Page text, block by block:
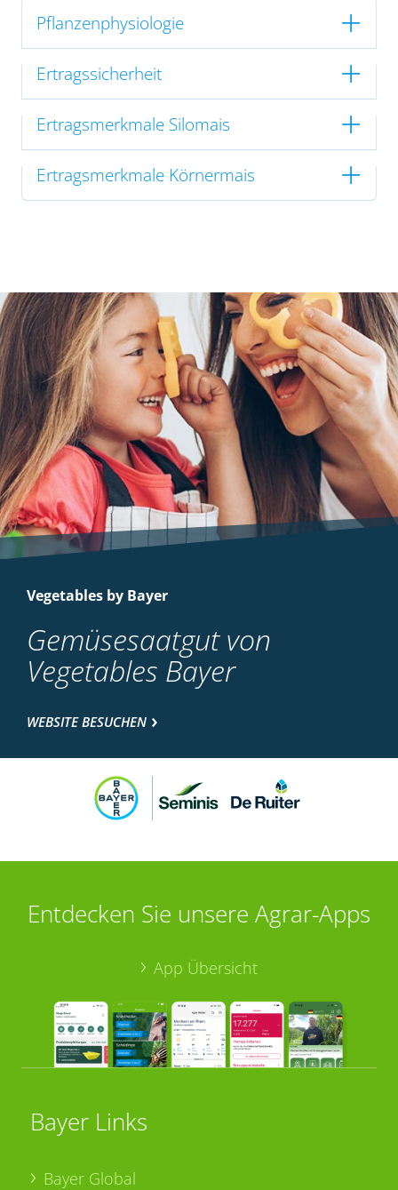
Pflanzenphysiologie
Ertragssicherheit
Ertragsmerkmale Silomais
Ertragsmerkmale Körnermais
Vegetables by Bayer
Gemüsesaatgut von
Vegetables Bayer
WEBSITE BESUCHEN
Entdecken Sie unsere Agrar-Apps
App Übersicht
Bayer Links
Bayer Global